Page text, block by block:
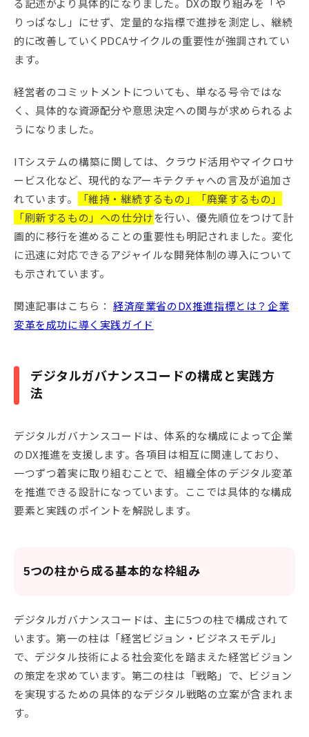
る記述がより具体的になりました。DXの取り組みを「や
りっぱなし」にせず、定量的な指標で進捗を測定し、継続
的に改善していくPDCAサイクルの重要性が強調されてい
ます。
経営者のコミットメントについても、単なる号令ではな
く、具体的な資源配分や意思決定への関与が求められるよ
うになりました。
ITシステムの構築に関しては、クラウド活用やマイクロサ
ービス化など、現代的なアーキテクチャへの言及が追加さ
れています。
「維持・継続するもの」「廃棄するもの」
「刷新するもの」への仕分けを行い、優先順位をつけて計
画的に移行を進めることの重要性も明記されました。変化
に迅速に対応できるアジャイルな開発体制の導入について
も示されています。
関連記事はこちら：経済産業省のDX推進指標とは？企業
変革を成功に導く実践ガイド
デジタルガバナンスコードの構成と実践方
法
デジタルガバナンスコードは、体系的な構成によって企業
のDX推進を支援します。各項目は相互に関連しており、
一つずつ着実に取り組むことで、組織全体のデジタル変革
を推進できる設計になっています。ここでは具体的な構成
要素と実践のポイントを解説します。
5つの柱から成る基本的な枠組み
デジタルガバナンスコードは、主に5つの柱で構成されて
います。第一の柱は「経営ビジョン・ビジネスモデル」
で、デジタル技術による社会変化を踏まえた経営ビジョン
の策定を求めています。第二の柱は「戦略」で、ビジョン
を実現するための具体的なデジタル戦略の立案が含まれま
す。